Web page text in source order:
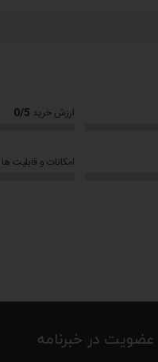
ارزش خرید 0/5
امکانات و قابلیت ها
عضویت در خبرنامه